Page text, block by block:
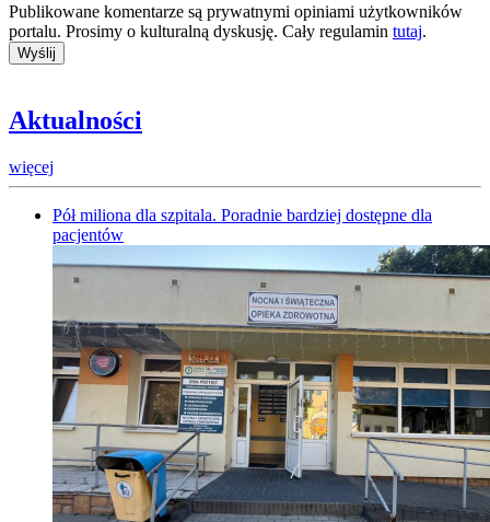
Publikowane komentarze są prywatnymi opiniami użytkowników
portalu. Prosimy o kulturalną dyskusję. Cały regulamin tutaj.
Aktualności
więcej
Pół miliona dla szpitala. Poradnie bardziej dostępne dla
pacjentów